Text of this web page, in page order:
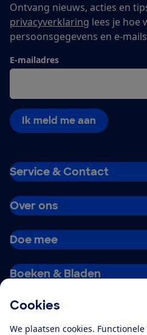
Cookies
We plaatsen cookies.
Ontvang nieuws, acties en
privacyverklaring lees je hoe
persoonsgegevens en e-
E-mailadres
Ik meld me aan
Service & Contact
Over ons
Doe mee
Boeken & Bladen